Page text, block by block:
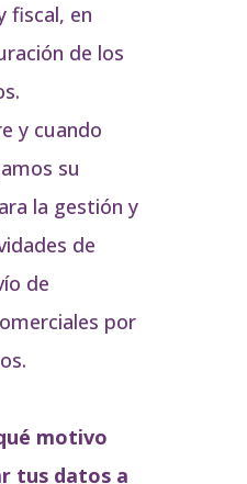
fiscal, en
de los
y cuando
su
la gestión y
de
de
por
motivo
tus datos a